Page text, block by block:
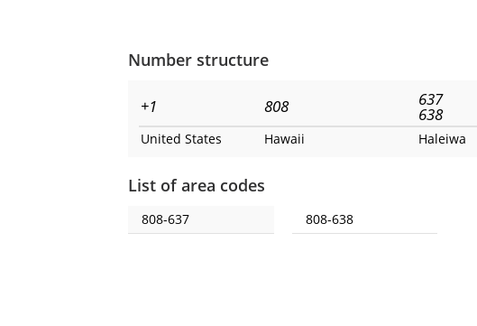
Number structure
+1 808 637
638
United States Hawaii Haleiwa
List of area codes
808-637 808-638